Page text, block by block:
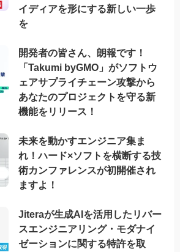
イディアを形にする新しい一歩
を
開発者の皆さん、朗報です！
「Takumi byGMO」がソフトウ
ェアサプライチェーン攻撃から
あなたのプロジェクトを守る新
機能をリリース！
未来を動かすエンジニア集ま
れ！ハード×ソフトを横断する技
術カンファレンスが初開催され
ますよ！
Jiteraが生成AIを活用したリバー
スエンジニアリング・モダナイ
ゼーションに関する特許を取